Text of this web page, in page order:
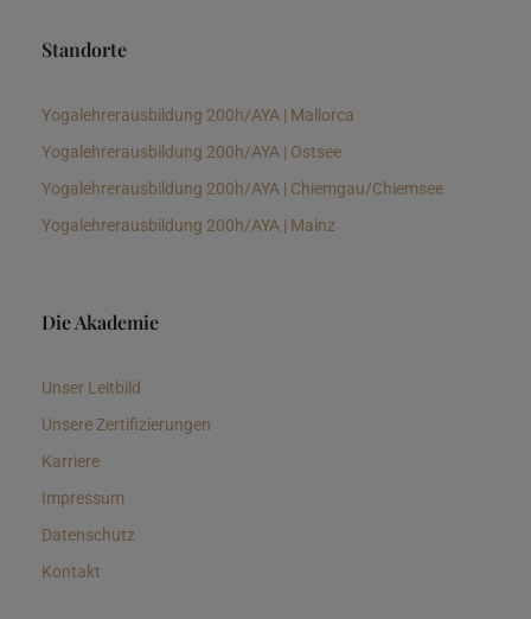
Standorte
Yogalehrerausbildung 200h/AYA | Mallorca
Yogalehrerausbildung 200h/AYA | Ostsee
Yogalehrerausbildung 200h/AYA | Chiemgau/Chiemsee
Yogalehrerausbildung 200h/AYA | Mainz
Die Akademie
Unser Leitbild
Unsere Zertifizierungen
Karriere
Impressum
Datenschutz
Kontakt